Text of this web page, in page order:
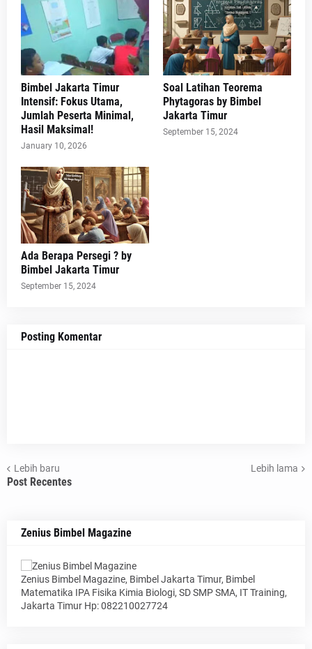
Bimbel Jakarta Timur
Intensif: Fokus Utama,
Jumlah Peserta Minimal,
Hasil Maksimal!
January 10, 2026
Soal Latihan Teorema
Phytagoras by Bimbel
Jakarta Timur
September 15, 2024
Ada Berapa Persegi ? by
Bimbel Jakarta Timur
September 15, 2024
Posting Komentar
Lebih baru Lebih lama
Post Recentes
Zenius Bimbel Magazine
Zenius Bimbel Magazine, Bimbel Jakarta Timur, Bimbel
Matematika IPA Fisika Kimia Biologi, SD SMP SMA, IT Training,
Jakarta Timur Hp: 082210027724